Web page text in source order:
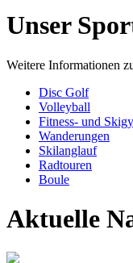
Unser
Weitere Informationen
Disc Golf
Volleyball
Fitness- und
Wanderungen
Skilanglauf
Radtouren
Boule
Aktuelle